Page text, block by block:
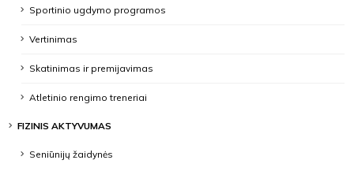
Sportinio ugdymo programos
Vertinimas
Skatinimas ir premijavimas
Atletinio rengimo treneriai
FIZINIS AKTYVUMAS
Seniūnijų žaidynės